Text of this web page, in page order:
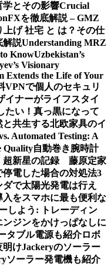
学とその影響Crucial
FXを徹底解説 – GMZ
上げ 社宅 と は？その仕
解説Understanding MRZ
KnowUzbekistan’s
Visionary
Extends the Life of Your
VPNで個人のセキュリ
イナーがライフスタイ
たい！真っ黒になって
と共生する北欧家具のイ
Automated Testing: A
Quality自動巻き腕時計
新星の記録 藤原定家
停電した場合の対処法3
ダで太陽光発電は行え
入をスマホに最も便利な
しよう: トレーディン
ンジンをかけっぱなしに
タブル電源も紹介ロボ
明けJackeryのソーラー
ソーラー発電機も紹介